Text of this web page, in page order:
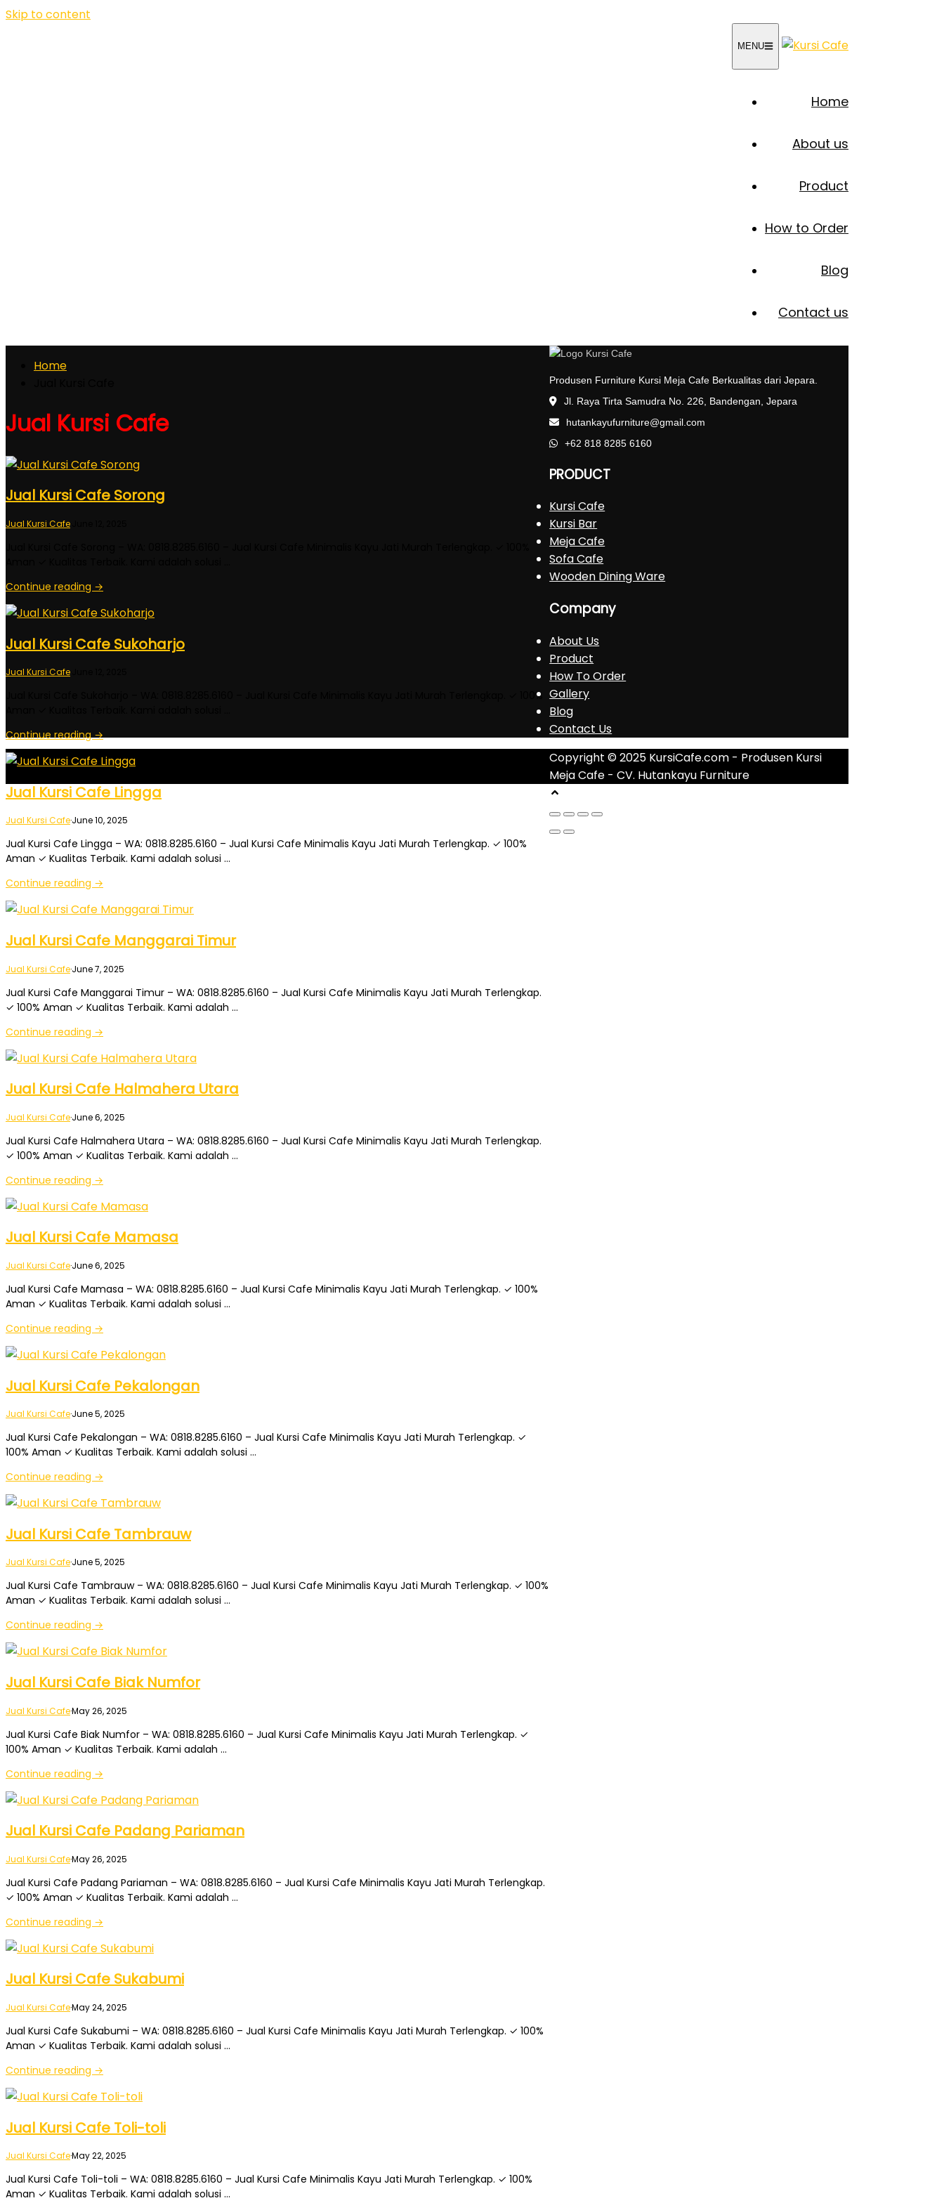
Skip to content
MENU
Home
About us
Product
How to Order
Blog
Contact us
Home
Jual Kursi Cafe
Jual Kursi Cafe Sorong
Jual Kursi Cafe
Continue reading →
Jual Kursi Cafe Sukoharjo
Jual Kursi Cafe
Jual Kursi Cafe Sukoharjo – WA: 0818.8285.6160 – Jual Kursi Cafe Minimalis Kayu Jati Murah Terlengkap. ✓ 100%
Continue reading →
Jual Kursi Cafe Lingga
Jual Kursi Cafe·June 10, 2025
Jual Kursi Cafe Lingga – WA: 0818.8285.6160 – Jual Kursi Cafe Minimalis Kayu Jati Murah Terlengkap. ✓ 100%
Aman ✓ Kualitas Terbaik. Kami adalah solusi …
Continue reading →
Jual Kursi Cafe Manggarai Timur
Jual Kursi Cafe·June 7, 2025
Jual Kursi Cafe Manggarai Timur – WA: 0818.8285.6160 – Jual Kursi Cafe Minimalis Kayu Jati Murah Terlengkap.
✓ 100% Aman ✓ Kualitas Terbaik. Kami adalah …
Continue reading →
Jual Kursi Cafe Halmahera Utara
Jual Kursi Cafe·June 6, 2025
Jual Kursi Cafe Halmahera Utara – WA: 0818.8285.6160 – Jual Kursi Cafe Minimalis Kayu Jati Murah Terlengkap.
✓ 100% Aman ✓ Kualitas Terbaik. Kami adalah …
Continue reading →
Jual Kursi Cafe Mamasa
Jual Kursi Cafe·June 6, 2025
Jual Kursi Cafe Mamasa – WA: 0818.8285.6160 – Jual Kursi Cafe Minimalis Kayu Jati Murah Terlengkap. ✓ 100%
Aman ✓ Kualitas Terbaik. Kami adalah solusi …
Continue reading →
Jual Kursi Cafe Pekalongan
Jual Kursi Cafe·June 5, 2025
Jual Kursi Cafe Pekalongan – WA: 0818.8285.6160 – Jual Kursi Cafe Minimalis Kayu Jati Murah Terlengkap. ✓
100% Aman ✓ Kualitas Terbaik. Kami adalah solusi …
Continue reading →
Jual Kursi Cafe Tambrauw
Jual Kursi Cafe·June 5, 2025
Jual Kursi Cafe Tambrauw – WA: 0818.8285.6160 – Jual Kursi Cafe Minimalis Kayu Jati Murah Terlengkap. ✓ 100%
Aman ✓ Kualitas Terbaik. Kami adalah solusi …
Continue reading →
Jual Kursi Cafe Biak Numfor
Jual Kursi Cafe·May 26, 2025
Jual Kursi Cafe Biak Numfor – WA: 0818.8285.6160 – Jual Kursi Cafe Minimalis Kayu Jati Murah Terlengkap. ✓
100% Aman ✓ Kualitas Terbaik. Kami adalah …
Continue reading →
Jual Kursi Cafe Padang Pariaman
Jual Kursi Cafe·May 26, 2025
Jual Kursi Cafe Padang Pariaman – WA: 0818.8285.6160 – Jual Kursi Cafe Minimalis Kayu Jati Murah Terlengkap.
✓ 100% Aman ✓ Kualitas Terbaik. Kami adalah …
Continue reading →
Jual Kursi Cafe Sukabumi
Jual Kursi Cafe·May 24, 2025
Jual Kursi Cafe Sukabumi – WA: 0818.8285.6160 – Jual Kursi Cafe Minimalis Kayu Jati Murah Terlengkap. ✓ 100%
Aman ✓ Kualitas Terbaik. Kami adalah solusi …
Continue reading →
Jual Kursi Cafe Toli-toli
Jual Kursi Cafe·May 22, 2025
Jual Kursi Cafe Toli-toli – WA: 0818.8285.6160 – Jual Kursi Cafe Minimalis Kayu Jati Murah Terlengkap. ✓ 100%
Aman ✓ Kualitas Terbaik. Kami adalah solusi …
Produsen Furniture Kursi Meja Cafe Berkualitas dari Jepara.
Jl. Raya Tirta Samudra No. 226, Bandengan, Jepara
hutankayufurniture@gmail.com
+62 818 8285 6160
PRODUCT
Kursi Cafe
Kursi Bar
Meja Cafe
Sofa Cafe
Wooden Dining Ware
Company
About Us
Product
How To Order
Gallery
Blog
Contact Us
Copyright © 2025 KursiCafe.com - Produsen Kursi
Meja Cafe - CV. Hutankayu Furniture